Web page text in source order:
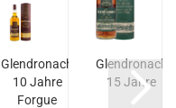
Glendronach
10 Jahre
Forgue
Glendronach
15 Jahre